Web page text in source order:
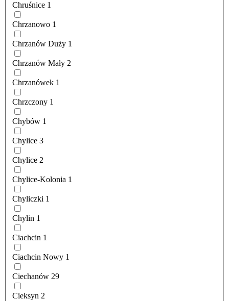
Chruśnice 1
Chrzanowo 1
Chrzanów Duży 1
Chrzanów Mały 2
Chrzanówek 1
Chrzczony 1
Chybów 1
Chylice 3
Chylice 2
Chylice-Kolonia 1
Chyliczki 1
Chylin 1
Ciachcin 1
Ciachcin Nowy 1
Ciechanów 29
Cieksyn 2